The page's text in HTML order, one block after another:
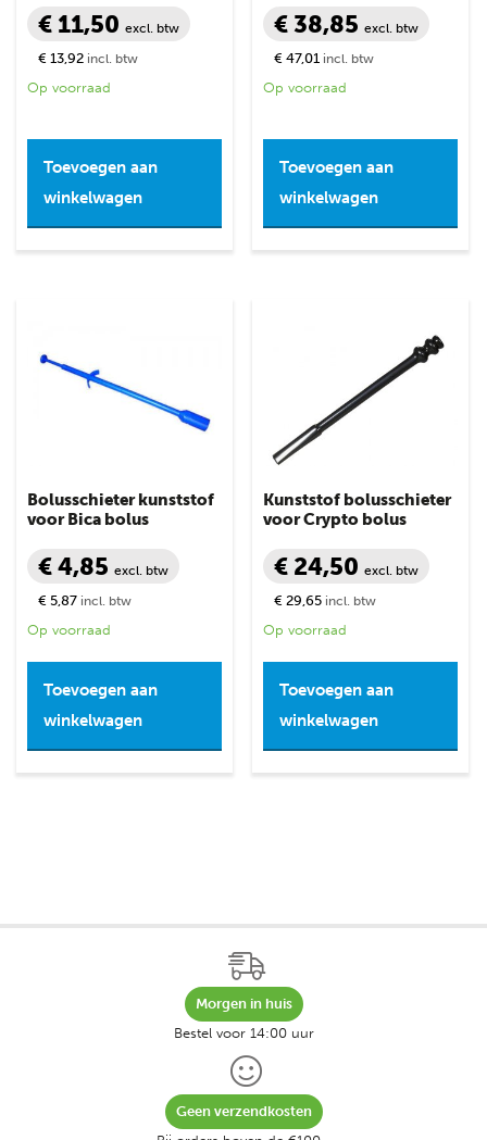
€ 11,50 excl. btw
€ 13,92 incl. btw
Op voorraad
Toevoegen aan
winkelwagen
€ 38,85excl. btw
€ 47,01 incl. btw
Op voorraad
Toevoegen aan
winkelwagen
Bolusschieter kunststof
voor Bica bolus
€ 4,85 excl. btw
€ 5,87 incl. btw
Op voorraad
Toevoegen aan
winkelwagen
Kunststof bolusschieter
voor Crypto bolus
€ 24,50excl. btw
€ 29,65 incl. btw
Op voorraad
Toevoegen aan
winkelwagen
Morgen in huis
Bestel voor 14:00 uur
Geen verzendkosten